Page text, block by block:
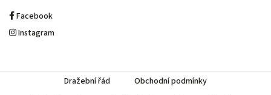
Facebook
Instagram
Dražební řád
Obchodní podmínky